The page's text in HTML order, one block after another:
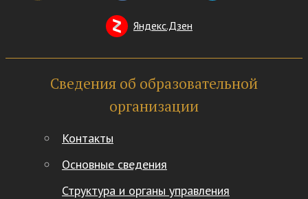
Яндекс.Дзен
Сведения об образовательной
организации
Контакты
Основные сведения
Структура и органы управления